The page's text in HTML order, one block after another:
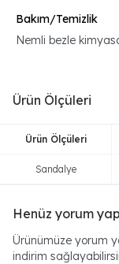
Bakım/Temizlik
Nemli bezle
Ürün Ölçüleri
Ürün Ölçüleri
Sandalye
Henüz yorum
Ürünümüze yorum
indirim